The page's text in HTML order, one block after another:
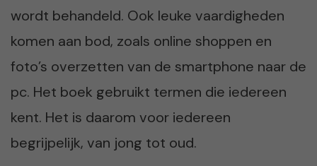
wordt behandeld. Ook leuke vaardigheden
komen aan bod, zoals online shoppen en
foto’s overzetten van de smartphone naar de
pc. Het boek gebruikt termen die iedereen
kent. Het is daarom voor iedereen
begrijpelijk, van jong tot oud.